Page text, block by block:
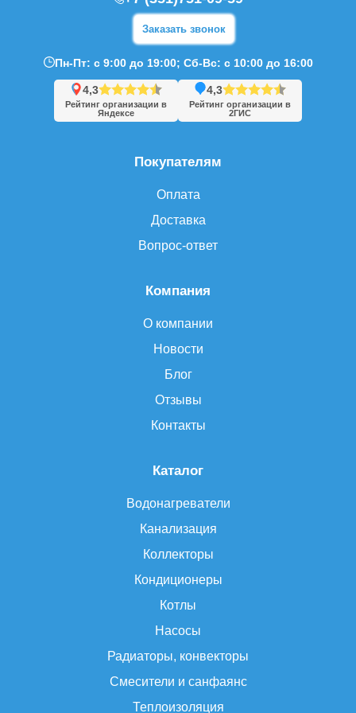
Каталог
Водонагреватели
Канализация
Коллекторы
Кондиционеры
Котлы
Насосы
Радиаторы, конвекторы
Смесители и санфаянс
Теплоизоляция
Компания
О компании
Новости
Блог
Отзывы
Контакты
Покупателям
Оплата
Доставка
Вопрос-ответ
Заказать звонок
Пн-Пт: с 9:00 до 19:00; Сб-Вс: с 10:00 до 16:00
4,3
Рейтинг организации в
Яндексе
4,3
Рейтинг организации в
2ГИС